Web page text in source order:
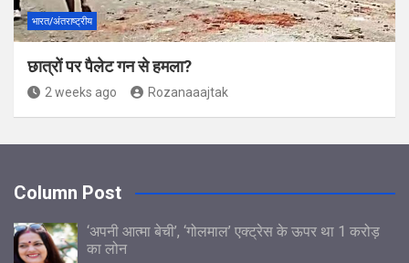
भारत/अंतराष्ट्रीय
छात्रों पर पैलेट गन से हमला?
2 weeks ago Rozanaaajtak
Column Post
‘अपनी आत्मा बेची’, ‘गोलमाल’ एक्ट्रेस के ऊपर था 1 करोड़
का लोन